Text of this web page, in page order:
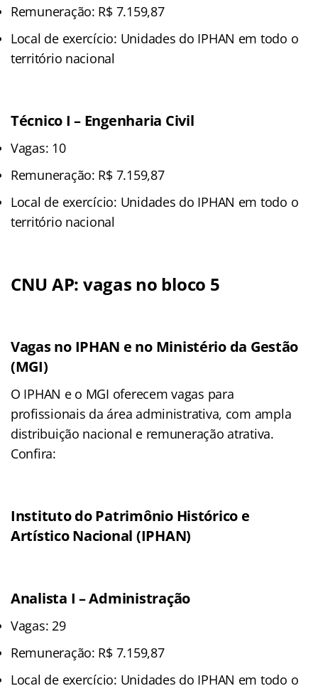
Remuneração: R$ 7.159,87
Local de exercício: Unidades do IPHAN em todo o
território nacional
Técnico I – Engenharia Civil
Vagas: 10
Remuneração: R$ 7.159,87
Local de exercício: Unidades do IPHAN em todo o
território nacional
CNU AP: vagas no bloco 5
Vagas no IPHAN e no Ministério da Gestão
(MGI)
O IPHAN e o MGI oferecem vagas para
profissionais da área administrativa, com ampla
distribuição nacional e remuneração atrativa.
Confira:
Instituto do Patrimônio Histórico e
Artístico Nacional (IPHAN)
Analista I – Administração
Vagas: 29
Remuneração: R$ 7.159,87
Local de exercício: Unidades do IPHAN em todo o